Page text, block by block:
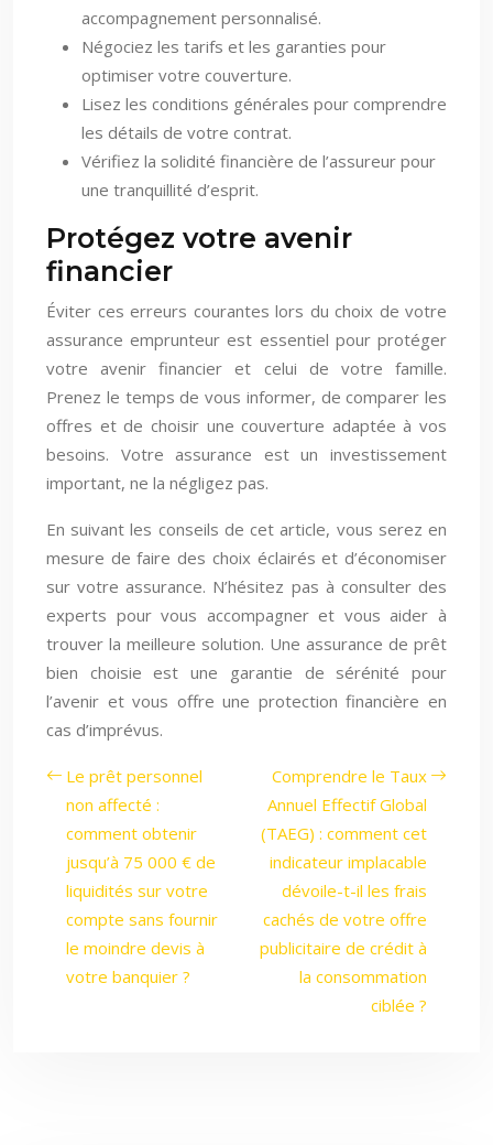
accompagnement personnalisé.
Négociez les tarifs et les garanties pour
optimiser votre couverture.
Lisez les conditions générales pour comprendre
les détails de votre contrat.
Vérifiez la solidité financière de l’assureur pour
une tranquillité d’esprit.
Protégez votre avenir
financier
Éviter ces erreurs courantes lors du choix de votre
assurance emprunteur est essentiel pour protéger
votre avenir financier et celui de votre famille.
Prenez le temps de vous informer, de comparer les
offres et de choisir une couverture adaptée à vos
besoins. Votre assurance est un investissement
important, ne la négligez pas.
En suivant les conseils de cet article, vous serez en
mesure de faire des choix éclairés et d’économiser
sur votre assurance. N’hésitez pas à consulter des
experts pour vous accompagner et vous aider à
trouver la meilleure solution. Une assurance de prêt
bien choisie est une garantie de sérénité pour
l’avenir et vous offre une protection financière en
cas d’imprévus.
Le prêt personnel
non affecté :
comment obtenir
jusqu’à 75 000 € de
liquidités sur votre
compte sans fournir
le moindre devis à
votre banquier ?
Comprendre le Taux
Annuel Effectif Global
(TAEG) : comment cet
indicateur implacable
dévoile-t-il les frais
cachés de votre offre
publicitaire de crédit à
la consommation
ciblée ?